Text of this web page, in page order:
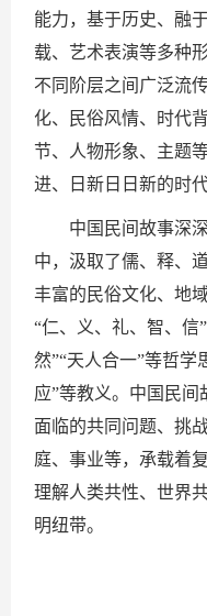
能力，基于历史、融
载、艺术表演等多种
不同阶层之间广泛流
化、民俗风情、时代
节、人物形象、主题
进、日新日日新的时代
中国民间故事深
中，汲取了儒、释、
丰富的民俗文化、地
“仁、义、礼、智、信
然”“天人合一”等哲学
应”等教义。中国民
面临的共同问题、挑
庭、事业等，承载着
理解人类共性、世界
明纽带。